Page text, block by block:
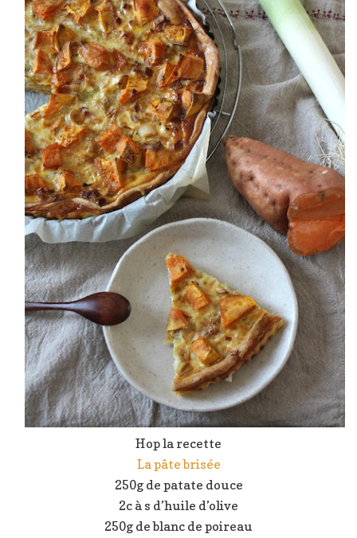
Hop la recette
La pâte brisée
250g de patate douce
2c à s d’huile d’olive
250g de blanc de poireau